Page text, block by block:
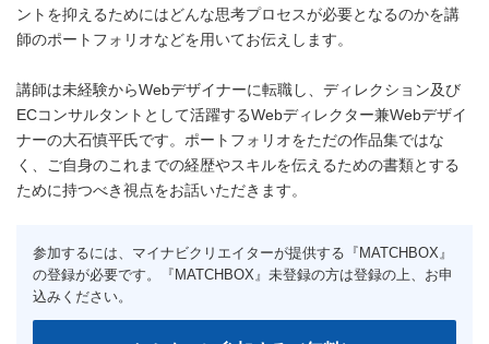
ントを抑えるためにはどんな思考プロセスが必要となるのかを講
師のポートフォリオなどを用いてお伝えします。
講師は未経験からWebデザイナーに転職し、ディレクション及び
ECコンサルタントとして活躍するWebディレクター兼Webデザイ
ナーの大石慎平氏です。ポートフォリオをただの作品集ではな
く、ご自身のこれまでの経歴やスキルを伝えるための書類とする
ために持つべき視点をお話いただきます。